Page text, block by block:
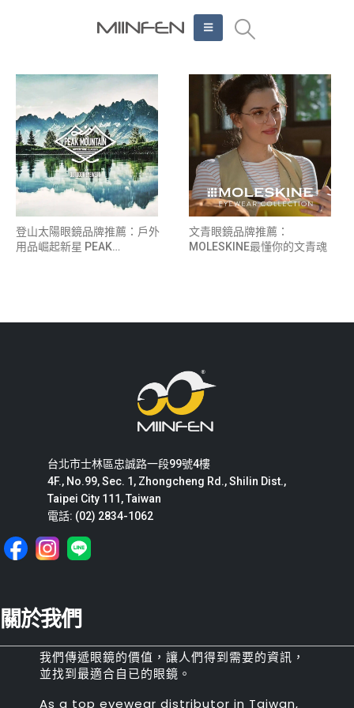
登山太陽眼鏡品牌推薦：戶外
用品崛起新星 PEAK
文青眼鏡品牌推薦：
MOLESKINE最懂你的文青魂
台北市士林區忠誠路一段99號4樓
4F., No.99, Sec. 1, Zhongcheng Rd., Shilin Dist.,
Taipei City 111, Taiwan
電話: (02) 2834-1062
關於我們
我們傳遞眼鏡的價值，讓人們得到需要的資訊，
並找到最適合自已的眼鏡。
As a top eyewear distributor in Taiwan,